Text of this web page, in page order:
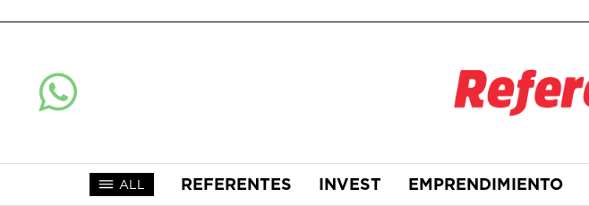
ALL REFERENTES INVEST EMPRENDIMIENTO